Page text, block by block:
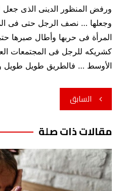
ورفض المنظور الدينى الذى جعل
وجعلها … نصف الرجل حتى فى
المرأة فى حربها وأطال صبرها
كشريكه للرجل فى المجتمعات
الأوسط … فالطريق طويل طويل
تصفّح
المقالات
السابق
مقالات ذات صلة